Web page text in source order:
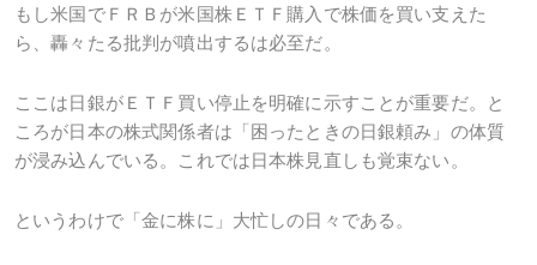
もし米国でＦＲＢが米国株ＥＴＦ購入で株価を買い支えた
ら、轟々たる批判が噴出するは必至だ。
ここは日銀がＥＴＦ買い停止を明確に示すことが重要だ。と
ころが日本の株式関係者は「困ったときの日銀頼み」の体質
が浸み込んでいる。これでは日本株見直しも覚束ない。
というわけで「金に株に」大忙しの日々である。